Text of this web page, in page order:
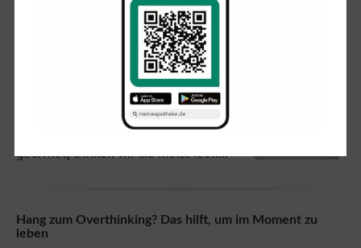
Limo, Eistee, Cola: So sehr zahlen sie aufs Zuckerkonto
Trinkpäckchen, Getränkedose und
Kronkorken-Flasche haben eines
gemeinsam: Haben wir sie einmal
Hang zum Overthinking? Das hilft, um im Moment zu
leben